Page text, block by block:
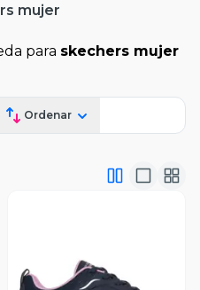
mujer
para skechers mujer
Ordenar